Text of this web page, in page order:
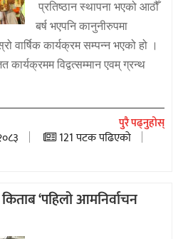
प्रतिष्ठान स्थापना भएको आठौँ
बर्ष भएपनि कानुनीरुपमा
वार्षिक कार्यक्रम सम्पन्न भएको हो ।
कार्यक्रमम विद्वत्सम्मान एवम् ग्रन्थ
पुरै पढ्नुहोस्
121 पटक पढिएको
‘पहिलो आमनिर्वाचन